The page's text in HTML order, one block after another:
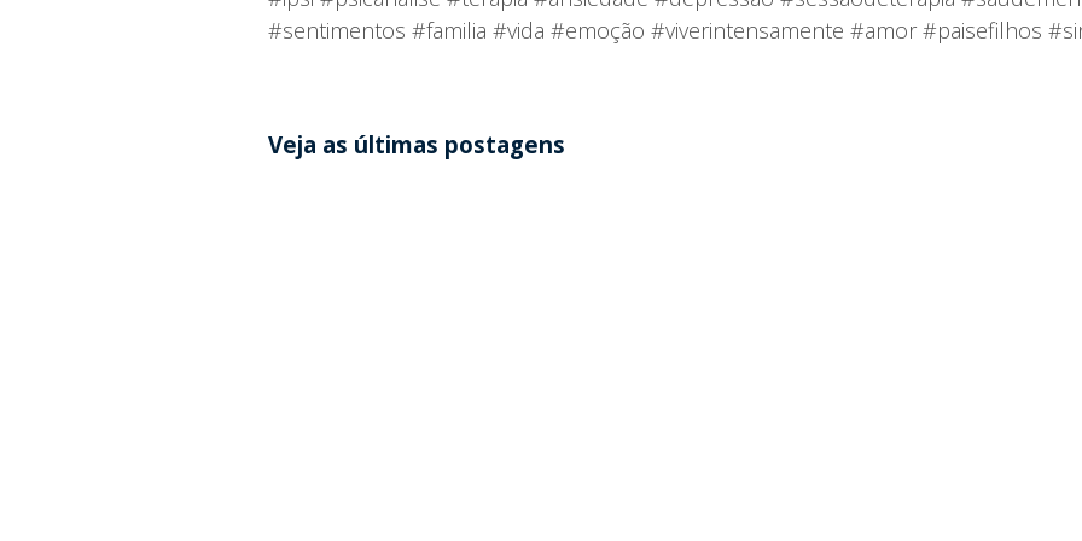
#sentimentos #familia #vida #emoção #viverintensamente #amor #paisefilhos
Veja as últimas postagens